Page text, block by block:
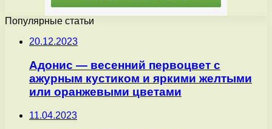
Популярные статьи
20.12.2023
Адонис — весенний первоцвет с
ажурным кустиком и яркими желтыми
или оранжевыми цветами
11.04.2023